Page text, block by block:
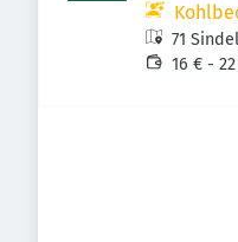
71
16 € -